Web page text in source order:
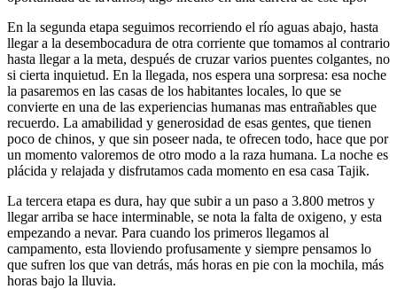
En la segunda etapa seguimos recorriendo el río aguas abajo, hasta
llegar a la desembocadura de otra corriente que tomamos al contrario
hasta llegar a la meta, después de cruzar varios puentes colgantes, no
si cierta inquietud. En la llegada, nos espera una sorpresa: esa noche
la pasaremos en las casas de los habitantes locales, lo que se
convierte en una de las experiencias humanas mas entrañables que
recuerdo. La amabilidad y generosidad de esas gentes, que tienen
poco de chinos, y que sin poseer nada, te ofrecen todo, hace que por
un momento valoremos de otro modo a la raza humana. La noche es
plácida y relajada y disfrutamos cada momento en esa casa Tajik.
La tercera etapa es dura, hay que subir a un paso a 3.800 metros y
llegar arriba se hace interminable, se nota la falta de oxigeno, y esta
empezando a nevar. Para cuando los primeros llegamos al
campamento, esta lloviendo profusamente y siempre pensamos lo
que sufren los que van detrás, más horas en pie con la mochila, más
horas bajo la lluvia.